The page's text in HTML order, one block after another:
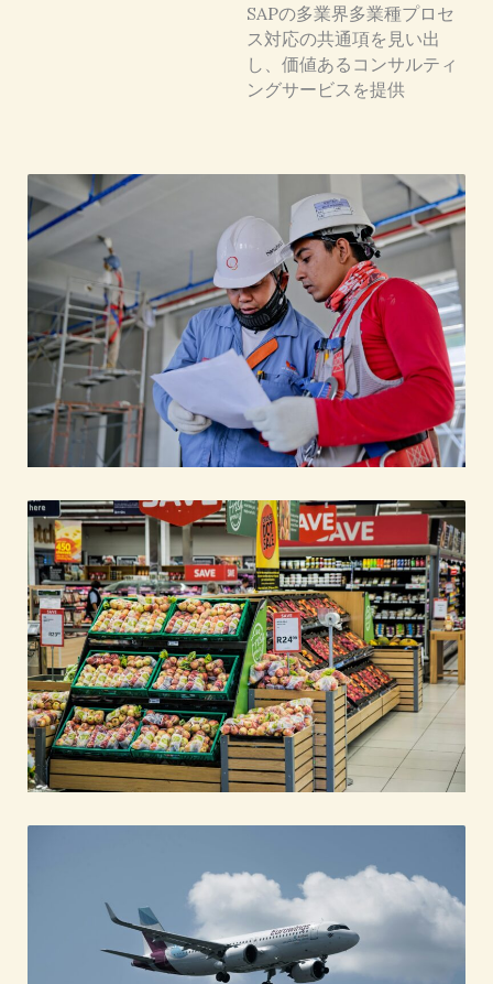
SAPの多業界多業種プロセ
ス対応の共通項を見い出
し、価値あるコンサルティ
ングサービスを提供